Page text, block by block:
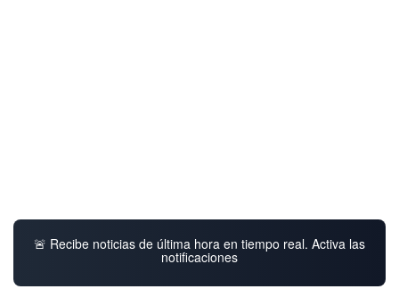
🚨 Recibe noticias de última hora en tiempo real. Activa las
notificaciones